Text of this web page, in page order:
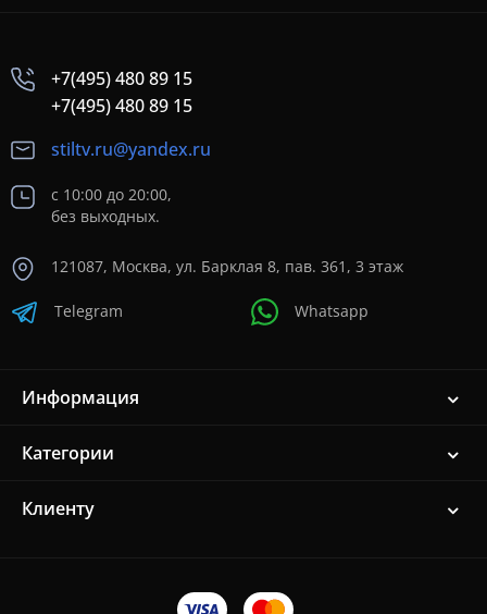
+7(495) 480 89 15
+7(495) 480 89 15
stiltv.ru@yandex.ru
с 10:00 до 20:00,
без выходных.
121087, Москва, ул. Барклая 8, пав. 361, 3 этаж
Telegram Whatsapp
Информация
Категории
Клиенту